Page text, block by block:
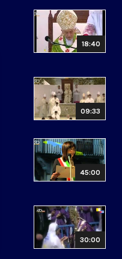
18:40
09:33
45:00
30:00